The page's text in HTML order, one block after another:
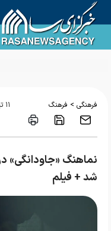
فرهنگی > فرهنگ ۱۱ تير ۱۴۰۵ - ۱۴:۴۴
نماهنگ «جاودانگی»
شد + فیلم